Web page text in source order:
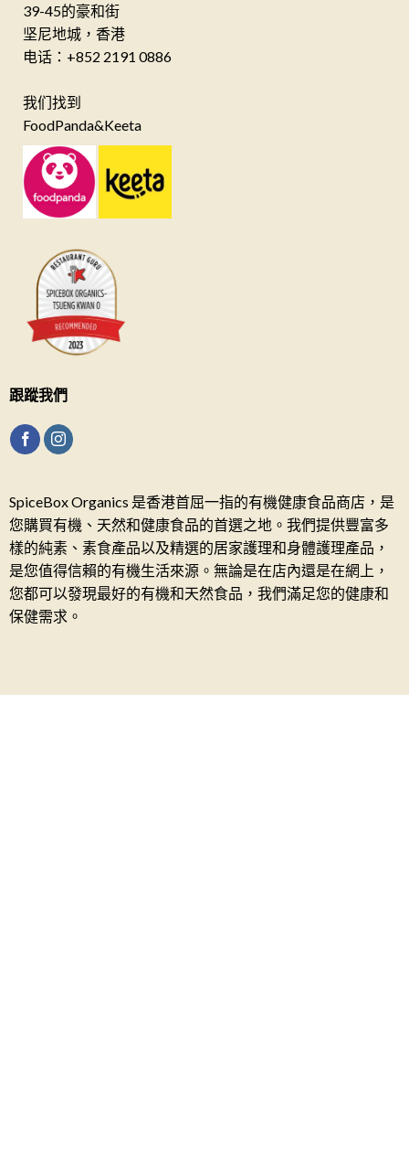
39-45的豪和街
坚尼地城，香港
电话：+852 2191 0886
我们找到
FoodPanda&Keeta
跟蹤我們
SpiceBox Organics 是香港首屈一指的有機健康食品商店，是
您購買有機、天然和健康食品的首選之地。我們提供豐富多
樣的純素、素食產品以及精選的居家護理和身體護理產品，
是您值得信賴的有機生活來源。無論是在店內還是在網上，
您都可以發現最好的有機和天然食品，我們滿足您的健康和
保健需求。